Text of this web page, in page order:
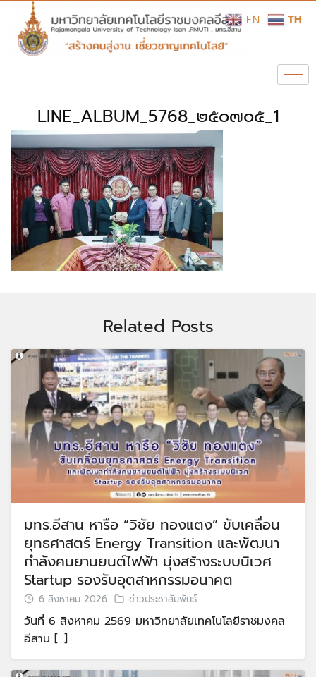
LINE_ALBUM_5768_๒๕๐๗๐๕_1
Related Posts
มทร.อีสาน หารือ “วิชัย ทองแตง” ขับเคลื่อน
ยุทธศาสตร์ Energy Transition และพัฒนา
กำลังคนยานยนต์ไฟฟ้า มุ่งสร้างระบบนิเวศ
Startup รองรับอุตสาหกรรมอนาคต
6 สิงหาคม 2026 ข่าวประชาสัมพันธ์
วันที่ 6 สิงหาคม 2569 มหาวิทยาลัยเทคโนโลยีราชมงคล
อีสาน […]
EN TH